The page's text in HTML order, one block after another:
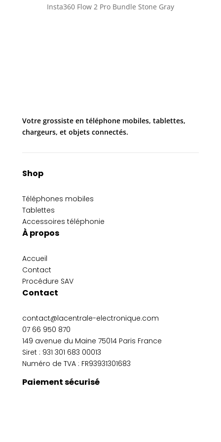
Nouveau
Insta360 Flow 2 Pro Bundle Stone Gray
Votre grossiste en téléphone mobiles, tablettes,
chargeurs, et objets connectés.
Shop
Téléphones mobiles
Tablettes
Accessoires téléphonie
À propos
Accueil
Contact
Procédure SAV
Contact
contact@lacentrale-electronique.com
07 66 950 870
149 avenue du Maine 75014 Paris France
Siret : 931 301 683 00013
Numéro de TVA : FR93931301683
Paiement sécurisé